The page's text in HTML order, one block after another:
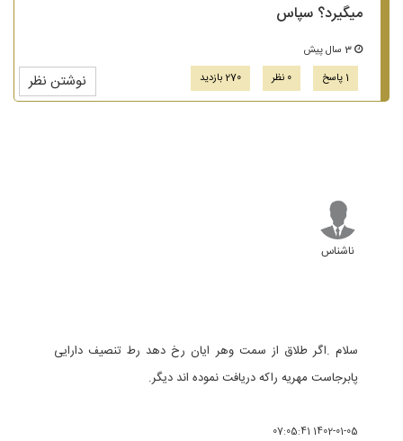
میگیرد؟ سپاس
1 پاسخ
0 نظر 270 بازدید نوشتن نظر
ناشناس
سلام .اگر طلاق از سمت وهر ایان رخ دهد رط تنصیف دارایی
پابرجاست مهریه راکه دریافت نموده اند دیگر.
1402-01-05 07:05:41